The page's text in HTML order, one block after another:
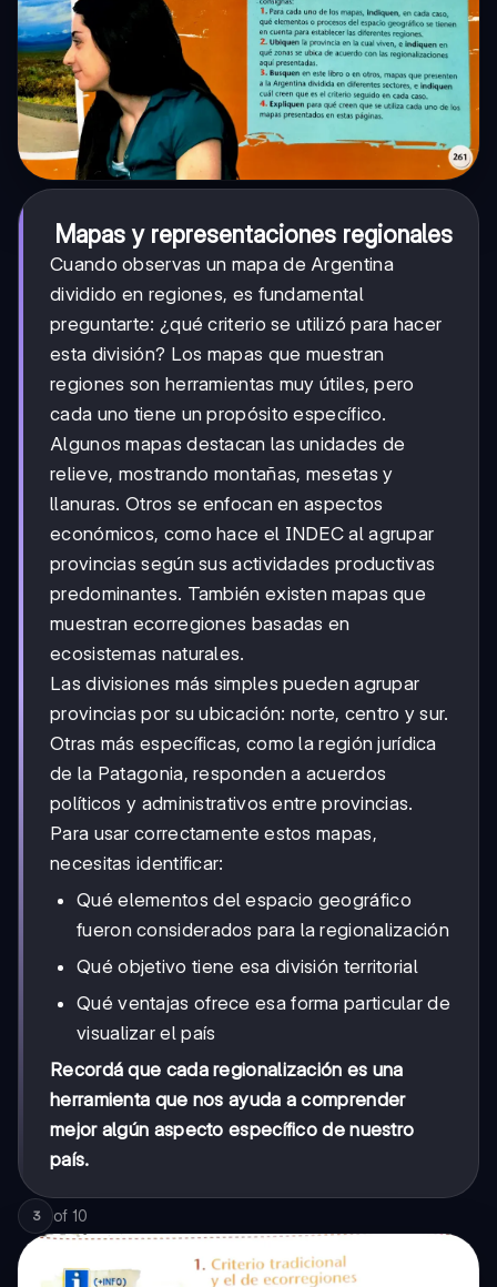
Mapas y representaciones regionales
Cuando observas un mapa de Argentina
dividido en regiones, es fundamental
preguntarte: ¿qué criterio se utilizó para hacer
esta división? Los mapas que muestran
regiones son herramientas muy útiles, pero
cada uno tiene un propósito específico.
Algunos mapas destacan las unidades de
relieve, mostrando montañas, mesetas y
llanuras. Otros se enfocan en aspectos
económicos, como hace el INDEC al agrupar
provincias según sus actividades productivas
predominantes. También existen mapas que
muestran ecorregiones basadas en
ecosistemas naturales.
Las divisiones más simples pueden agrupar
provincias por su ubicación: norte, centro y sur.
Otras más específicas, como la región jurídica
de la Patagonia, responden a acuerdos
políticos y administrativos entre provincias.
Para usar correctamente estos mapas,
necesitas identificar:
Qué elementos del espacio geográfico
fueron considerados para la regionalización
Qué objetivo tiene esa división territorial
Qué ventajas ofrece esa forma particular de
visualizar el país
Recordá que cada regionalización es una
herramienta que nos ayuda a comprender
mejor algún aspecto específico de nuestro
país.
3 of 10